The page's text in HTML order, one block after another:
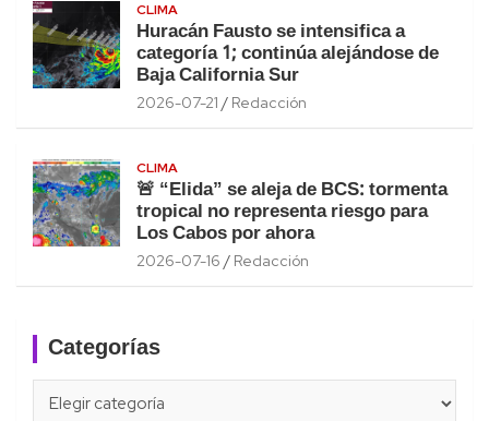
CLIMA
Huracán Fausto se intensifica a
categoría 1; continúa alejándose de
Baja California Sur
2026-07-21 Redacción
CLIMA
🚨 “Elida” se aleja de BCS: tormenta
tropical no representa riesgo para
Los Cabos por ahora
2026-07-16 Redacción
Categorías